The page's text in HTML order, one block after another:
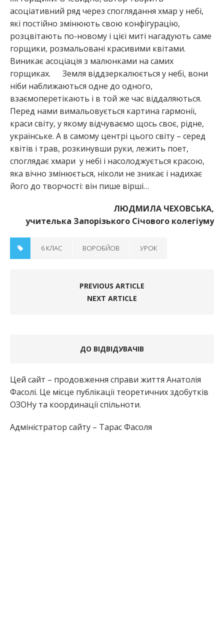
асоціативний ряд через споглядання хмар у небі,
які постійно змінюють свою конфігурацію,
розцвітають по-новому і цієї миті нагадують саме
горщики, розмальовані красивими квітами.
Виникає асоціація з малюнками на самих
горщиках. Земля віддзеркалюється у небі, вони
ніби наближаються одне до одного,
взаємоперетікають і в той же час віддаляються.
Перед нами вимальовується картина гармонії,
краси світу, у якому відчуваємо щось своє, рідне,
українське. А в самому центрі цього світу – серед
квітів і трав, розкинувши руки, лежить поет,
споглядає хмари у небі і насолоджується красою,
яка вічно змінюється, ніколи не зникає і надихає
його до творчості: він пише вірші…
ЛЮДМИЛА ЧЕХОВСЬКА,
учителька Запорізького Січового колегіуму
6 КЛАС ВОРОБЙОВ УРОК
PREVIOUS ARTICLE
NEXT ARTICLE
ДО ВІДВІДУВАЧІВ
Цей сайт – продовження справи життя Анатолія
Фасолі. Це місце публікації теоретичних здобутків
ОЗОНу та координації спільноти.
Адміністратор сайту – Тарас Фасоля